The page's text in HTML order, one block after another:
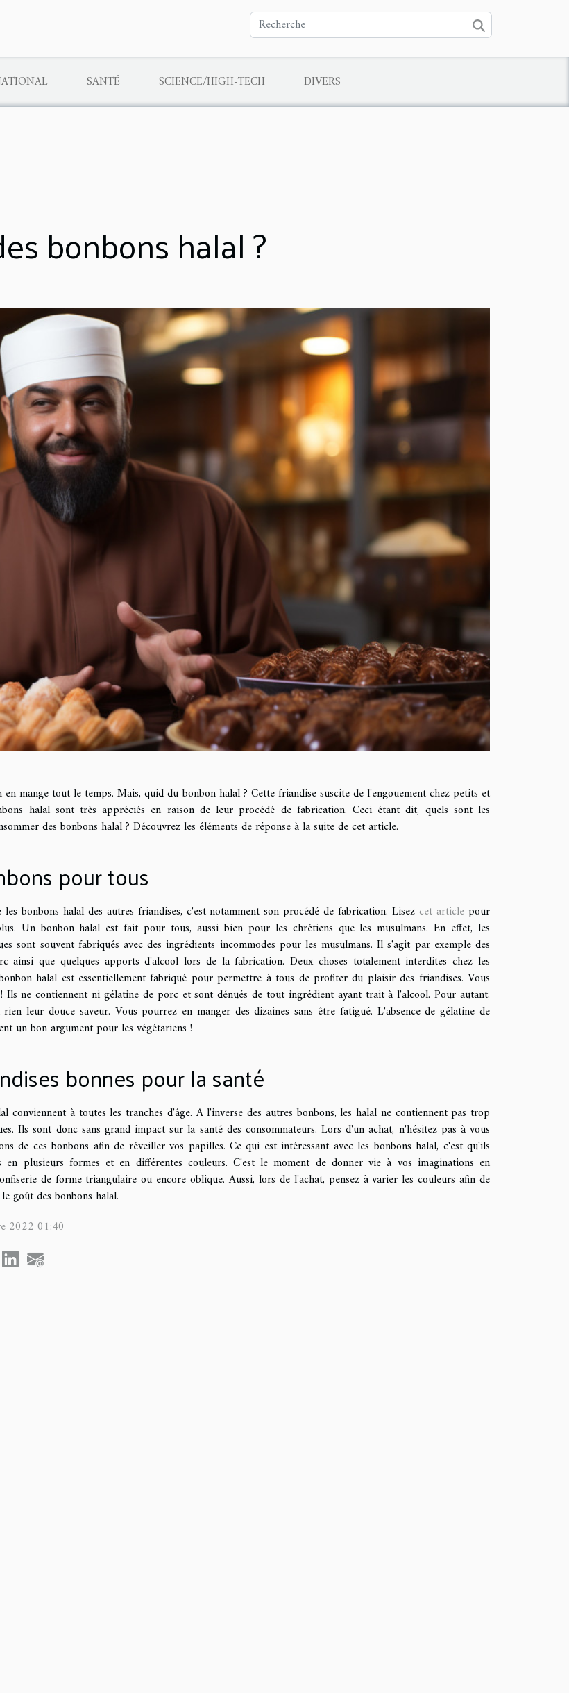
SANTÉ SCIENCE/HIGH-TECH DIVERS
bonbons halal ?
en mange tout le temps. Mais, quid du bonbon halal ? Cette friandise suscite de l'engouement chez petits et
halal sont très appréciés en raison de leur procédé de fabrication. Ceci étant dit, quels sont les
des bonbons halal ? Découvrez les éléments de réponse à la suite de cet article.
pour tous
bonbons halal des autres friandises, c'est notamment son procédé de fabrication. Lisezcet article pour
Un bonbon halal est fait pour tous, aussi bien pour les chrétiens que les musulmans. En effet, les
sont souvent fabriqués avec des ingrédients incommodes pour les musulmans. Il s'agit par exemple des
ainsi que quelques apports d'alcool lors de la fabrication. Deux choses totalement interdites chez les
halal est essentiellement fabriqué pour permettre à tous de profiter du plaisir des friandises. Vous
Ils ne contiennent ni gélatine de porc et sont dénués de tout ingrédient ayant trait à l'alcool. Pour autant,
leur douce saveur. Vous pourrez en manger des dizaines sans être fatigué. L'absence de gélatine de
un bon argument pour les végétariens !
bonnes pour la santé
conviennent à toutes les tranches d'âge. A l'inverse des autres bonbons, les halal ne contiennent pas trop
Ils sont donc sans grand impact sur la santé des consommateurs. Lors d'un achat, n'hésitez pas à vous
de ces bonbons afin de réveiller vos papilles. Ce qui est intéressant avec les bonbons halal, c'est qu'ils
en plusieurs formes et en différentes couleurs. C'est le moment de donner vie à vos imaginations en
de forme triangulaire ou encore oblique. Aussi, lors de l'achat, pensez à varier les couleurs afin de
goût des bonbons halal.
2022 01:40